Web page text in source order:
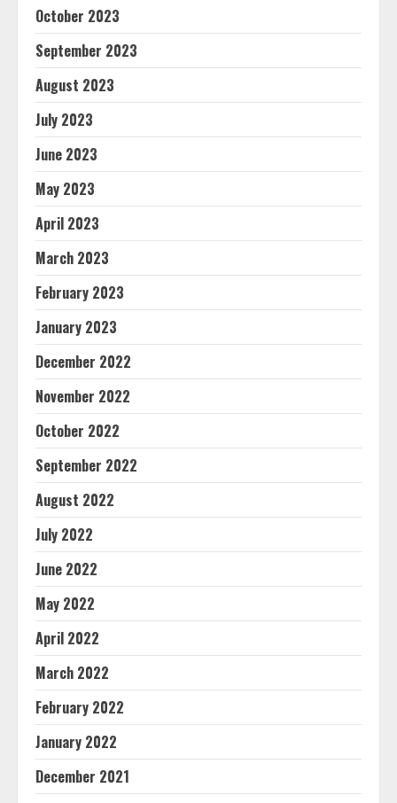
October 2023
September 2023
August 2023
July 2023
June 2023
May 2023
April 2023
March 2023
February 2023
January 2023
December 2022
November 2022
October 2022
September 2022
August 2022
July 2022
June 2022
May 2022
April 2022
March 2022
February 2022
January 2022
December 2021